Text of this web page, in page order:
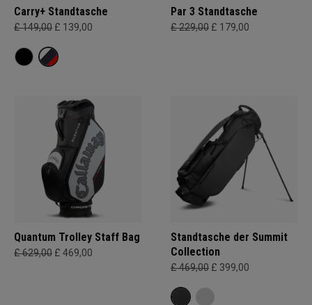
Carry+ Standtasche
£ 149,00 £ 139,00
Par 3 Standtasche
£ 229,00 £ 179,00
Quantum Trolley Staff Bag
£ 629,00 £ 469,00
Standtasche der Summit
Collection
£ 469,00 £ 399,00